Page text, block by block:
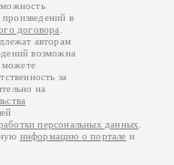
в
договора
авторам
возможна
можете
за
на
персональных данных
информацию о портале и